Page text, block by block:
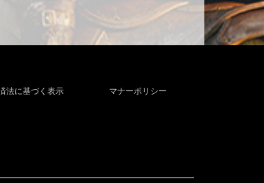
法に基づく表示 マナーポリシー